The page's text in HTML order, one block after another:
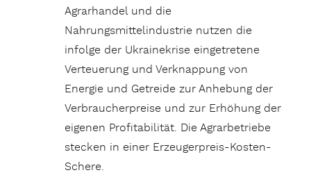
Agrarhandel und die
Nahrungsmittelindustrie nutzen die
infolge der Ukrainekrise eingetretene
Verteuerung und Verknappung von
Energie und Getreide zur Anhebung der
Verbraucherpreise und zur Erhöhung der
eigenen Profitabilität. Die Agrarbetriebe
stecken in einer Erzeugerpreis-Kosten-
Schere.